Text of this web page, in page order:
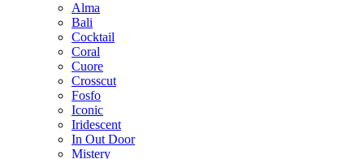
Alma
Bali
Cocktail
Coral
Cuore
Crosscut
Fosfo
Iconic
Iridescent
In Out Door
Mistery